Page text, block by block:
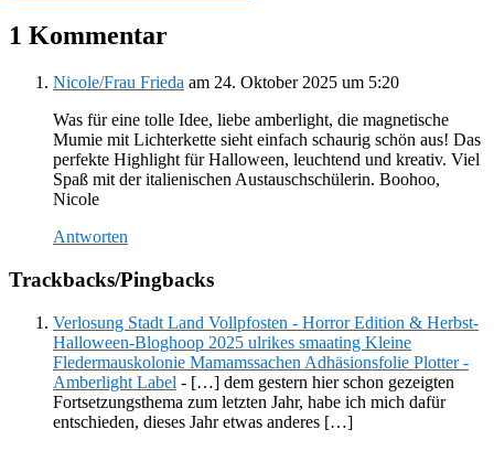
1 Kommentar
Nicole/Frau Frieda am 24. Oktober 2025 um 5:20
Was für eine tolle Idee, liebe amberlight, die magnetische
Mumie mit Lichterkette sieht einfach schaurig schön aus! Das
perfekte Highlight für Halloween, leuchtend und kreativ. Viel
Spaß mit der italienischen Austauschschülerin. Boohoo,
Nicole
Antworten
Trackbacks/Pingbacks
Verlosung Stadt Land Vollpfosten - Horror Edition & Herbst-
Halloween-Bloghoop 2025 ulrikes smaating Kleine
Fledermauskolonie Mamamssachen Adhäsionsfolie Plotter -
Amberlight Label - […] dem gestern hier schon gezeigten
Fortsetzungsthema zum letzten Jahr, habe ich mich dafür
entschieden, dieses Jahr etwas anderes […]